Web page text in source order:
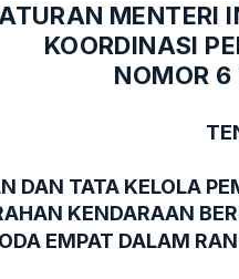
MENTERI
KOORDINASI
NOMOR
DAN TATA KELOLA
KENDARAAN
EMPAT DALAM